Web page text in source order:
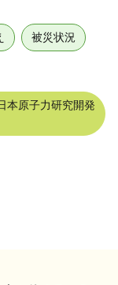
被災状況
本原子力研究開発